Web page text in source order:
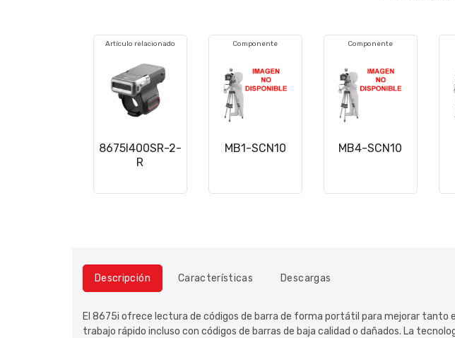
Artículo relacionado
8675I400SR-2-
R
Componente
MB1-SCN10
Componente
MB4-SCN10
Descripción Características Descargas
El 8675i ofrece lectura de códigos de barra de forma portátil para mejorar
trabajo rápido incluso con códigos de barras de baja calidad o dañados. La